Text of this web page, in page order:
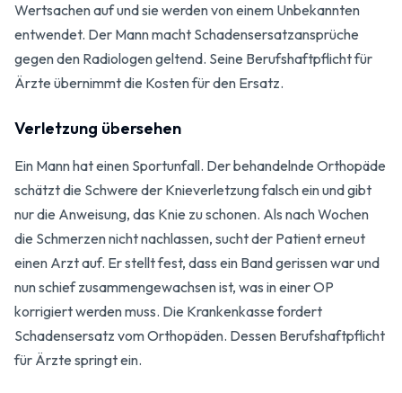
Wertsachen auf und sie werden von einem Unbekannten
entwendet. Der Mann macht Schadensersatz­ansprüche
gegen den Radiologen geltend. Seine Berufshaft­pflicht für
Ärzte übernimmt die Kosten für den Ersatz.
Verletzung übersehen
Ein Mann hat einen Sport­unfall. Der behandelnde Orthopäde
schätzt die Schwere der Knie­verletzung falsch ein und gibt
nur die Anweisung, das Knie zu schonen. Als nach Wochen
die Schmerzen nicht nachlassen, sucht der Patient erneut
einen Arzt auf. Er stellt fest, dass ein Band gerissen war und
nun schief zusammen­gewachsen ist, was in einer OP
korrigiert werden muss. Die Kranken­kasse fordert
Schadensersatz vom Orthopäden. Dessen Berufs­haftpflicht
für Ärzte springt ein.